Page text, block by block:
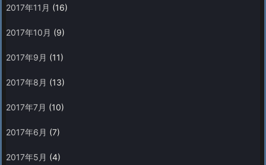
2017年11月 (16)
2017年10月 (9)
2017年9月 (11)
2017年8月 (13)
2017年7月 (10)
2017年6月 (7)
2017年5月 (4)